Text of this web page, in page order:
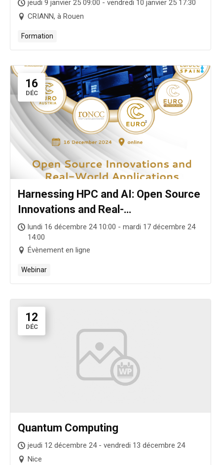
jeudi 9 janvier 25 09:00 - vendredi 10 janvier 25 17:30
CRIANN, à Rouen
Formation
16
DÉC
Harnessing HPC and AI: Open Source
Innovations and Real-
WorldApplications
lundi 16 décembre 24 10:00 - mardi 17 décembre 24
14:00
Évènement en ligne
Webinar
12
DÉC
Quantum Computing
jeudi 12 décembre 24 - vendredi 13 décembre 24
Nice